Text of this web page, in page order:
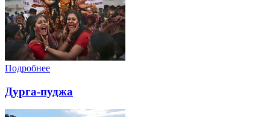
Подробнее
Дурга-пуджа